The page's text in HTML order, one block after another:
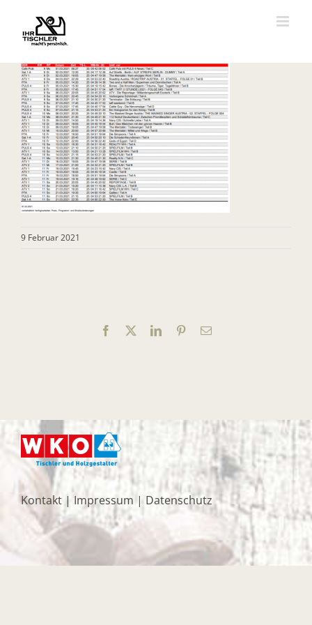
springen
9 Februar 2021
Facebook LinkedInPinterest
E-
Kontakt | Impressum | Datenschutz